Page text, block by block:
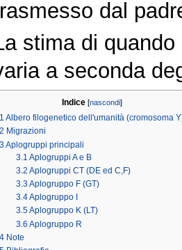
dal
stima di
a seconda
Indice [nascondi]
1 Albero filogenetico dell'umanità (cromosoma
2 Migrazioni
3Aplogruppi principali
3.1 Aplogruppi A e B
3.2 Aplogruppi CT (DE ed C,F)
3.3Aplogruppo F (GT)
3.4Aplogruppo I
3.5Aplogruppo K (LT)
3.6 Aplogruppo R
4 Note